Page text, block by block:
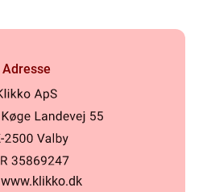
Adresse
www.klikko.dk